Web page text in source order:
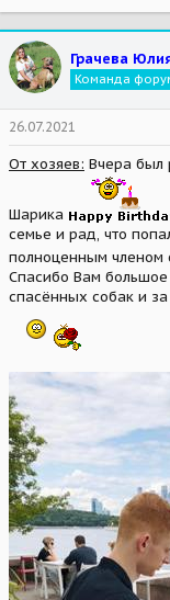
a
c
t
i
o
n
s
:
Грачева
Команда
26.07.2021
От хозяев: Вчера был
Шарика
семье и рад, что
полноценным членом
Спасибо Вам
спасённых собак и